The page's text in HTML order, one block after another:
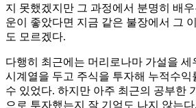
지 못했겠지만 그 과정에서 분명히 배
운이 좋았다면 지금 같은 불장에서 그
도 모르겠다.
다행히 최근에는 머리로나마 가설을 세
시계열을 두고 주식을 투자해 누적수익
수 있었다. 하지만 아주 최근의 공부한
으로 투자했는지 잘 기억도 나지 않는다.